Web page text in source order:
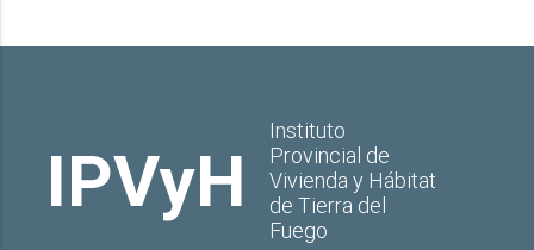
IPVyH
Instituto
Provincial de
Vivienda y Hábitat
de Tierra del
Fuego